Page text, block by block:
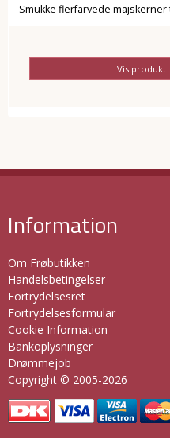
Smukke flerfarvede
Vis produkt
Information
Om Frøbutikken
Handelsbetingelser
Fortrydelsesret
Fortrydelsesformular
Cookie Information
Bankoplysninger
Drømmejob
Copyright © 2005-2026